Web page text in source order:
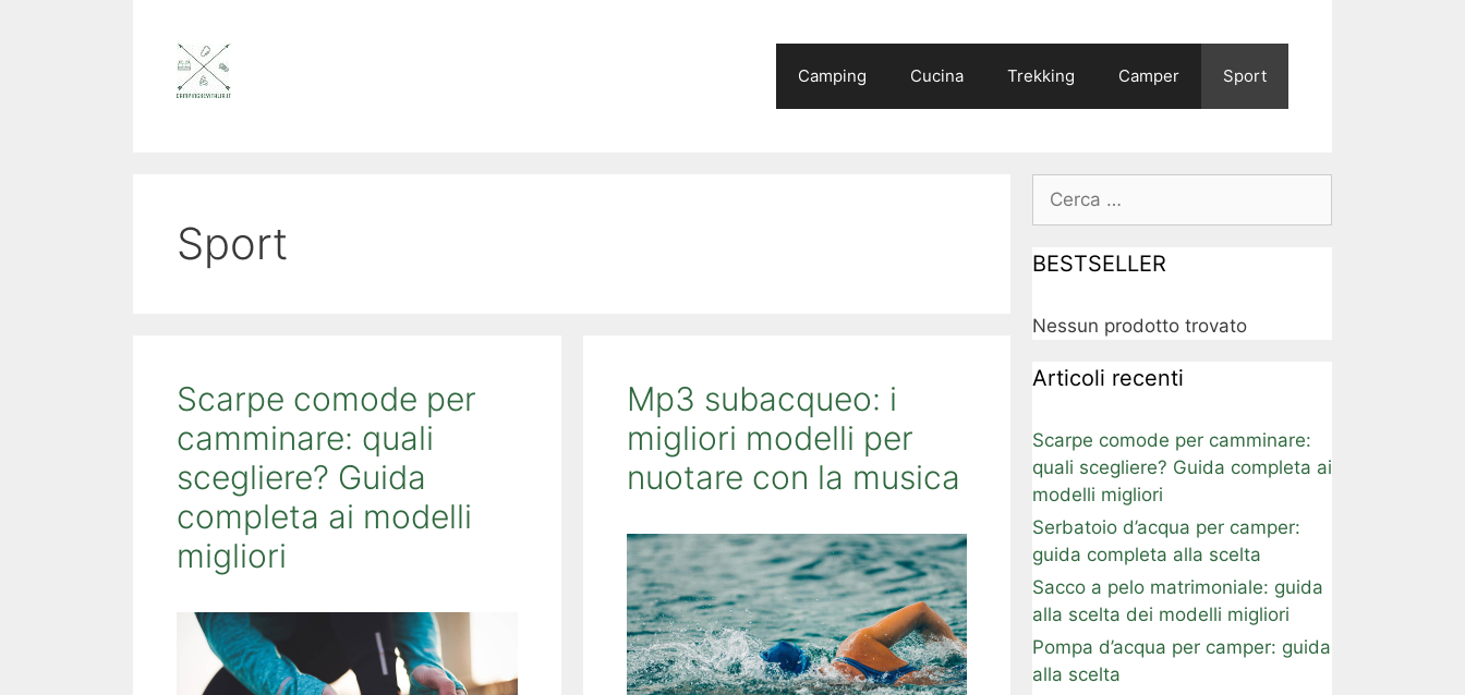
Camping Cucina Trekking Camper Sport
Sport
Scarpe comode per
camminare: quali
scegliere? Guida
completa ai modelli
migliori
Mp3 subacqueo: i
migliori modelli per
nuotare con la musica
Ricerca
BESTSELLER
Nessun prodotto trovato
Articoli recenti
Scarpe comode per camminare:
quali scegliere? Guida completa ai
modelli migliori
Serbatoio d’acqua per camper:
guida completa alla scelta
Sacco a pelo matrimoniale: guida
alla scelta dei modelli migliori
Pompa d’acqua per camper: guida
alla scelta